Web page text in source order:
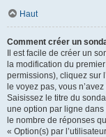
Haut
Comment créer un
Il est facile de créer un
la modification du
permissions), cliquez sur
le voyez pas, vous
Saisissez le titre du
une option par ligne
le nombre de réponses
« Option(s) par